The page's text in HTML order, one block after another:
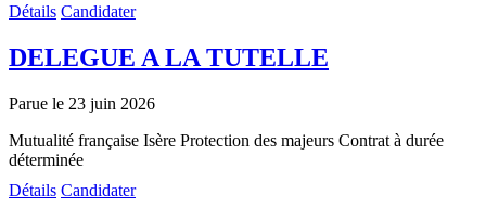
Détails Candidater
DELEGUE A LA TUTELLE
Parue le 23 juin 2026
Mutualité française Isère Protection des majeurs Contrat à durée
déterminée
Détails Candidater